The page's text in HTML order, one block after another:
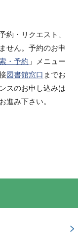
約・リクエスト、
せん。予約のお申
・予約 」メニュー
図書館窓口 までお
スのお申し込みは
進み下さい。